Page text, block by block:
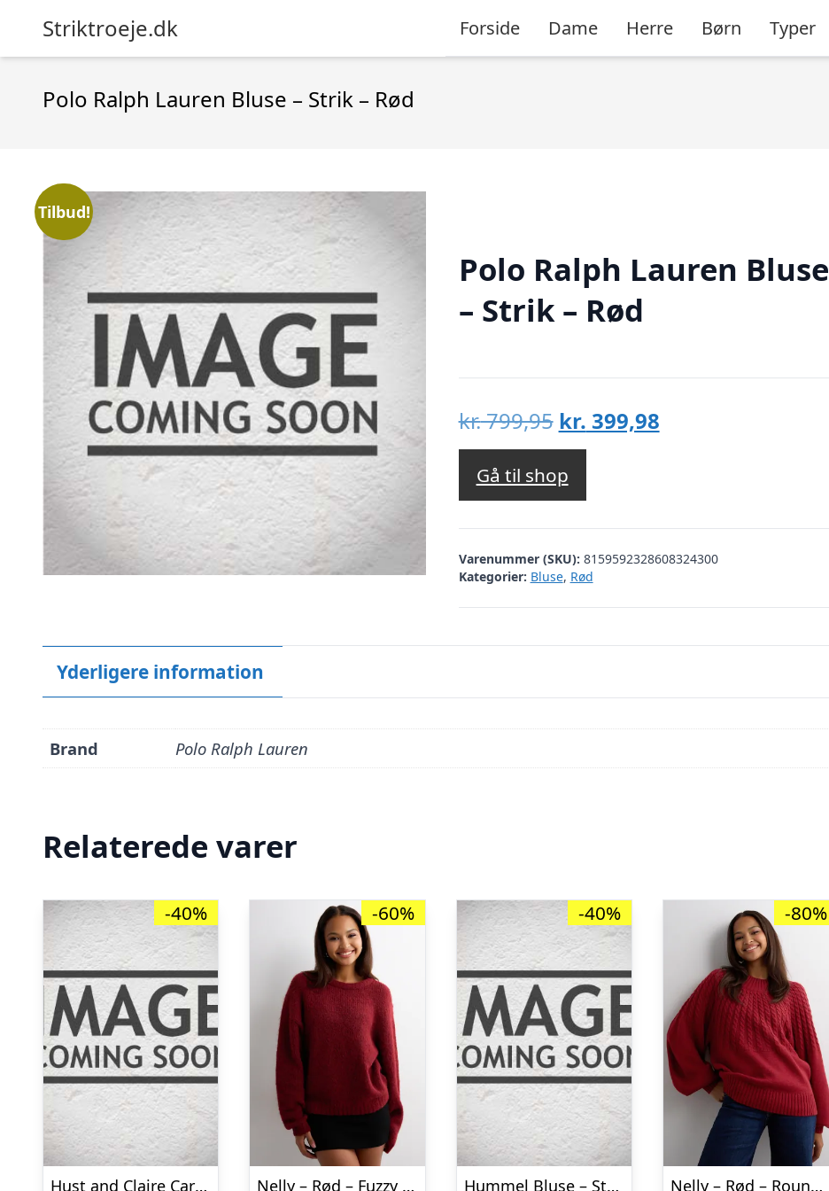
Striktroeje.dk Forside Dame Herre Børn Typer
Polo Ralph Lauren Bluse – Strik – Rød
Tilbud!
Polo Ralph Lauren Bluse
– Strik – Rød
kr.799,95 Den
oprindelige
pris
var:
kr. 799,95.
kr. 399,98Den
kr. 399,98.
Gå til shop
Varenummer (SKU): 8159592328608324300
Kategorier: Bluse, Rød
Yderligere information
Brand Polo Ralph Lauren
Relaterede varer
-40%
Hust and Claire Cardigan – Strik – Caren – Teaberry
-60%
Nelly – Rød – Fuzzy Knit Sweater
-40%
Hummel Bluse – Strik – hmlDBU Fan XMAS – Tango Red
-80%
Nelly – Rød – Round Braided Knit Sweater